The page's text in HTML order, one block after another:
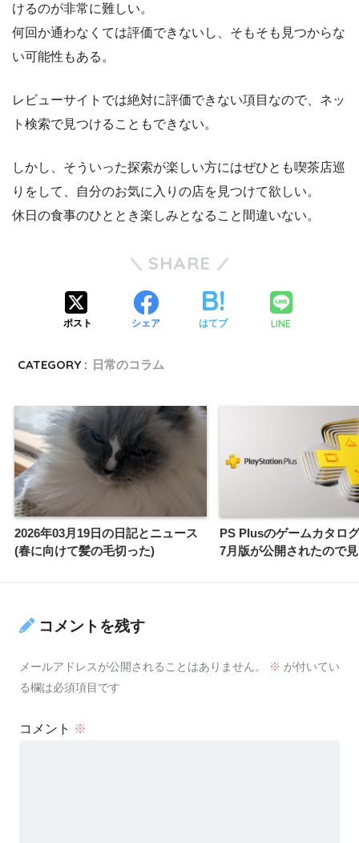
けるのが非常に難しい。
何回か通わなくては評価できないし、そもそも見つからな
い可能性もある。
レビューサイトでは絶対に評価できない項目なので、ネッ
ト検索で見つけることもできない。
しかし、そういった探索が楽しい方にはぜひとも喫茶店巡
りをして、自分のお気に入りの店を見つけて欲しい。
休日の食事のひととき楽しみとなること間違いない。
SHARE
ポスト シェア はてブ LINE
CATEGORY : 日常のコラム
2026年03月19日の日記とニュース
(春に向けて髪の毛切った)
PS Plusのゲームカタロ
7月版が公開されたので
コメントを残す
メールアドレスが公開されることはありません。 ※ が付いてい
る欄は必須項目です
コメント ※